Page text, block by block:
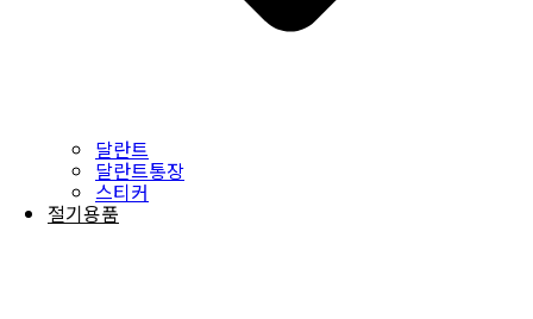
달란트
달란트통장
스티커
절기용품